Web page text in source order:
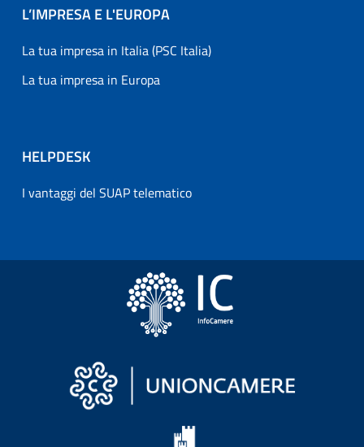
L’IMPRESA E L'EUROPA
La tua impresa in Italia (PSC Italia)
La tua impresa in Europa
HELPDESK
I vantaggi del SUAP telematico